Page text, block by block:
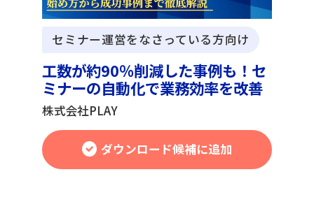
セミナー運営をなさっている方向け
工数が約90％削減した事例も！セ
ミナーの自動化で業務効率を改善
株式会社PLAY
ダウンロード候補に追加